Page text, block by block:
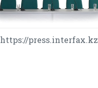
https://press.interfax.kz